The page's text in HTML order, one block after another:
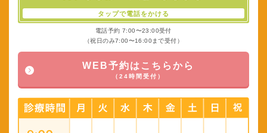
タップで電話をかける
電話予約 7:00〜23:00受付
（祝日のみ7:00〜16:00まで受付）
WEB予約はこちらから
（24時間受付）